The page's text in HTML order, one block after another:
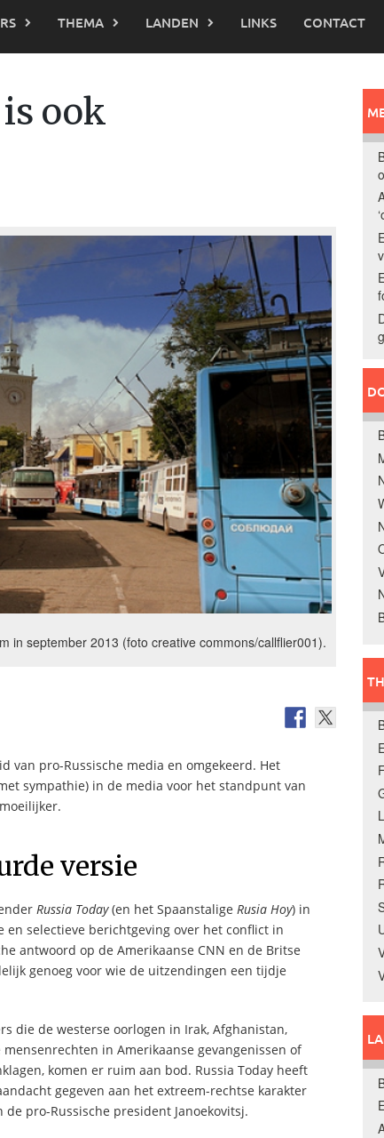
THEMA LANDEN LINKS CONTACT
ook
in september 2013 (foto creative commons/callflier001).
van pro-Russische media en omgekeerd. Het
sympathie) in de media voor het standpunt van
versie
Russia Today(en het Spaanstalige Rusia Hoy) in
selectieve berichtgeving over het conflict in
antwoord op de Amerikaanse CNN en de Britse
genoeg voor wie de uitzendingen een tijdje
die de westerse oorlogen in Irak, Afghanistan,
in Amerikaanse gevangenissen of
komen er ruim aan bod. Russia Today heeft
gegeven aan het extreem-rechtse karakter
pro-Russische president Janoekovitsj.